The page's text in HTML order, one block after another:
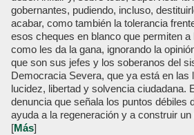
gobernantes, pudiendo, incluso,
acabar, como también la tolerancia
esos cheques en blanco que permiten
como les da la gana, ignorando la
que son sus jefes y los soberanos del
Democracia Severa, que ya está en las
lucidez, libertad y solvencia ciudadana.
denuncia que señala los puntos débiles
ayuda a la regeneración y a construir un
[Más]